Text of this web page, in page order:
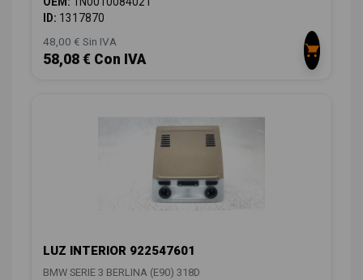
ID: 1317870
48,00 € Sin IVA
58,08 € Con IVA
LUZ INTERIOR 922547601
BMW SERIE 3 BERLINA (E90) 318D